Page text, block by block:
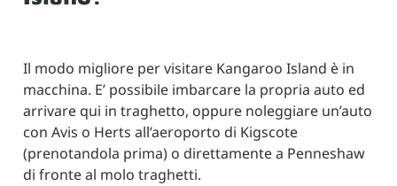
Il modo migliore per visitare Kangaroo Island è in
macchina. E’ possibile imbarcare la propria auto ed
arrivare qui in traghetto, oppure noleggiare un’auto
con Avis o Herts all’aeroporto di Kigscote
(prenotandola prima) o direttamente a Penneshaw
di fronte al molo traghetti.